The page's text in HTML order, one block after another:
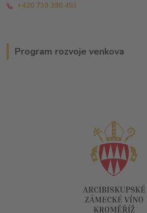
+420 739 390 453
Program rozvoje venkova